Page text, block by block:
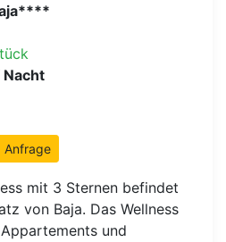
Anfrage
mit 3 Sternen befindet
von Baja. Das Wellness
und